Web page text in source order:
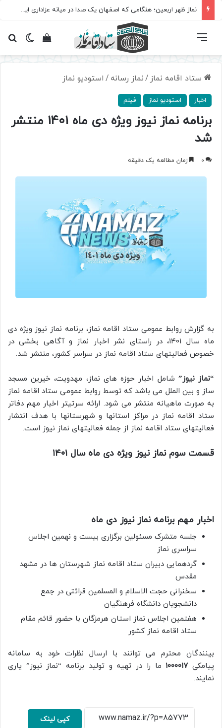
نماز ظهر اربعین؛ هنگامی که اصفهان یک صدا در میانه عزاداری ایستاد
تغییرمشاهده فهرست
ستاد اقامه نماز /نماز رسانه / استودیو نماز
اخبار استودیو نماز فیلم
برنامه نماز نیوز ویژه دی ماه ۱۴۰۱ منتشر
شد
0 زمان مطالعه یک دقیقه
به گزارش روابط عمومی ستاد اقامه نماز، برنامه نماز نیوز ویژه دی
ماه سال 1401، در راستای نشر اخبار نماز و آگاهی بخشی در
خصوص فعالیتهای ستاد اقامه نماز در سراسر کشور، منتشر شد.
“نماز نیوز” شامل اخبار حوزه های نماز، مهدویت، خیرین مسجد
ساز و بین الملل می باشد که توسط روابط عمومی ستاد اقامه نماز
به صورت ماهیانه منتشر می شود. ارائه سرتیتر اخبار مهم دفاتر
ستاد اقامه نماز در مراکز استانها و شهرستانها با هدف انتشار
فعالیتهای ستاد اقامه نماز از جمله فعالیتهای نماز نیوز است.
قسمت سوم نماز نیوز ویژه دی ماه سال ۱۴۰۱
اخبار مهم برنامه نماز نیوز دی ماه
جلسه متشرک مسئولین برگزاری بیست و نهمین اجلاس
سراسری نماز
گردهمایی دبیران ستاد اقامه نماز شهرستان ها در مشهد
مقدس
سخنرانی حجت الاسلام و المسلمین قرائتی در جمع
دانشجویان دانشگاه فرهنگیان
هفتمین اجلاس نماز استان هرمزگان با حضور قائم مقام
ستاد اقامه نماز کشور
بینندگان محترم می توانند با ارسال نظرات خود به سامانه
پیامکی۱۰۰۰۰۱۷ ما را در تهیه و تولید برنامه “نماز نیوز” یاری
نمایند.
کپی لینک